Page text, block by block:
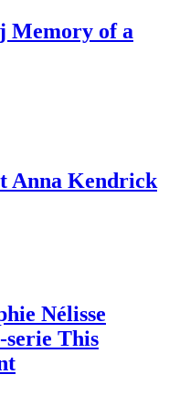
Memory of a
Anna Kendrick
Nélisse
This